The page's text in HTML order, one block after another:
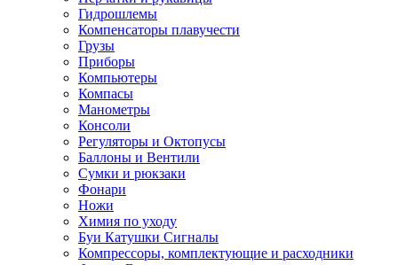
Гидрошлемы
Компенсаторы плавучести
Грузы
Приборы
Компьютеры
Компасы
Манометры
Консоли
Регуляторы и Октопусы
Баллоны и Вентили
Сумки и рюкзаки
Фонари
Ножи
Химия по уходу
Буи Катушки Сигналы
Компрессоры, комплектующие и расходники